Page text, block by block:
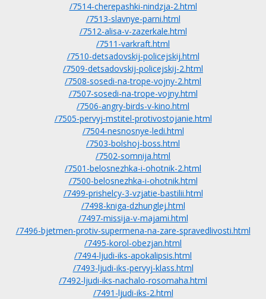
/7514-cherepashki-nindzja-2.html
/7513-slavnye-parni.html
/7512-alisa-v-zazerkale.html
/7511-varkraft.html
/7510-detsadovskij-policejskij.html
/7509-detsadovskij-policejskij-2.html
/7508-sosedi-na-trope-vojny-2.html
/7507-sosedi-na-trope-vojny.html
/7506-angry-birds-v-kino.html
/7505-pervyj-mstitel-protivostojanie.html
/7504-nesnosnye-ledi.html
/7503-bolshoj-boss.html
/7502-somnija.html
/7501-belosnezhka-i-ohotnik-2.html
/7500-belosnezhka-i-ohotnik.html
/7499-prishelcy-3-vzjatie-bastilii.html
/7498-kniga-dzhunglej.html
/7497-missija-v-majami.html
/7496-bjetmen-protiv-supermena-na-zare-spravedlivosti.html
/7495-korol-obezjan.html
/7494-ljudi-iks-apokalipsis.html
/7493-ljudi-iks-pervyj-klass.html
/7492-ljudi-iks-nachalo-rosomaha.html
/7491-ljudi-iks-2.html